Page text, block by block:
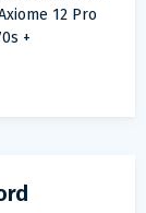
12 Pro
+